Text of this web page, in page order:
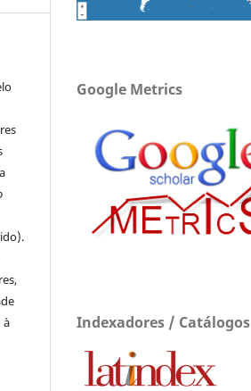
à
Google Metrics
Indexadores / Catálogos